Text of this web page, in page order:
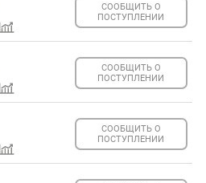
СООБЩИТЬ О
ПОСТУПЛЕНИИ
СООБЩИТЬ О
ПОСТУПЛЕНИИ
СООБЩИТЬ О
ПОСТУПЛЕНИИ